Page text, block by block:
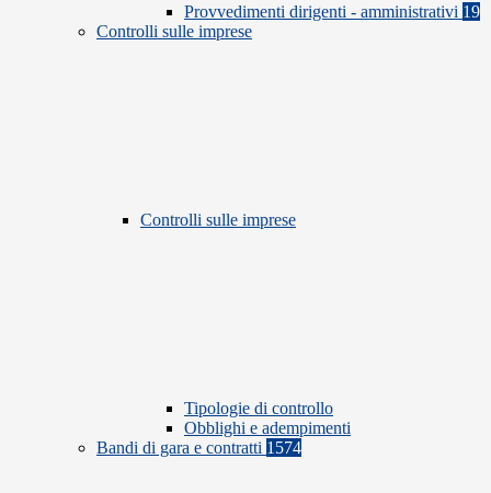
Provvedimenti dirigenti - amministrativi 19
Controlli sulle imprese
Controlli sulle imprese
Tipologie di controllo
Obblighi e adempimenti
Bandi di gara e contratti 1574